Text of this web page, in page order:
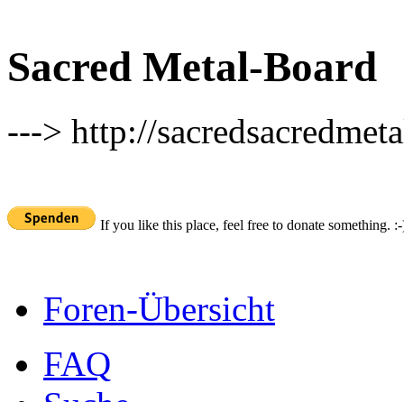
Sacred Metal-Board
---> http://
If you like this place, feel free to donate something.
Foren-Übersicht
FAQ